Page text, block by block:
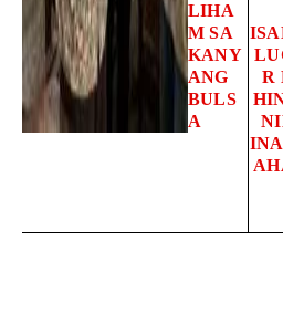
LIHA
M SA
KANY
ANG
BULS
A
R